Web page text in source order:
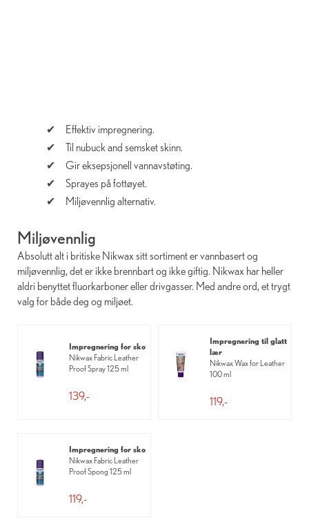
Effektiv impregnering.
Til nubuck and semsket skinn.
Gir eksepsjonell vannavstøting.
Sprayes på fottøyet.
Miljøvennlig alternativ.
Miljøvennlig
Absolutt alt i britiske Nikwax sitt sortiment er vannbasert og
miljøvennlig, det er ikke brennbart og ikke giftig. Nikwax har heller
aldri benyttet fluorkarboner eller drivgasser. Med andre ord, et trygt
valg for både deg og miljøet.
Impregnering for sko
Nikwax Fabric Leather
Proof Spray 125 ml
139,-
Impregnering til glatt
lær
Nikwax Wax for Leather
100 ml
119,-
Impregnering for sko
Nikwax Fabric Leather
Proof Spong 125 ml
119,-